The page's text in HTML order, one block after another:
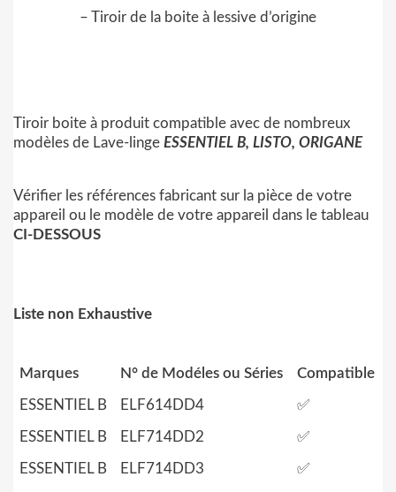
– Tiroir de la boite à lessive d’origine
Tiroir boite à produit compatible avec de nombreux
modèles de Lave-linge ESSENTIEL B, LISTO, ORIGANE
Vérifier les références fabricant sur la pièce de votre
appareil ou le modèle de votre appareil dans le tableau
CI-DESSOUS
Liste non Exhaustive
Marques N° de Modéles ou Séries Compatible
ESSENTIEL B ELF614DD4 ✅
ESSENTIEL B ELF714DD2 ✅
ESSENTIEL B ELF714DD3 ✅